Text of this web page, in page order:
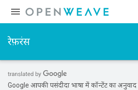
रेफ़रंस
Google आपकी पसंदीदा भाषा में कॉन्टेंट का